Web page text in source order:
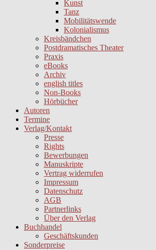
Kunst
Tanz
Mobilitätswende
Kolonialismus
Kreisbändchen
Postdramatisches Theater
Praxis
eBooks
Archiv
english titles
Non-Books
Hörbücher
Autoren
Termine
Verlag/Kontakt
Presse
Rights
Bewerbungen
Manuskripte
Vertrag widerrufen
Impressum
Datenschutz
AGB
Partnerlinks
Über den Verlag
Buchhandel
Geschäftskunden
Sonderpreise